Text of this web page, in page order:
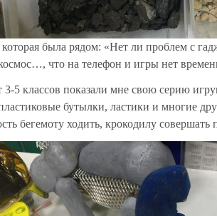
была рядом: «Нет ли проблем с
что на телефон и игры нет
3-5 классов показали мне свою серию
бутылки, ластики и многие
бегемоту ходить, крокодилу совершать